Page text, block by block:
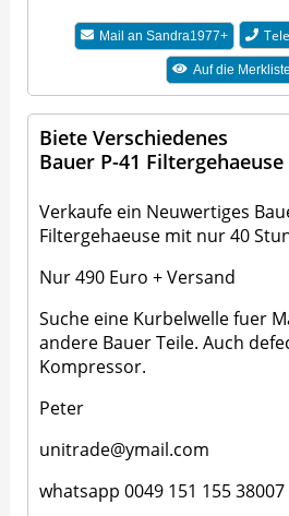
Mail an Sandra1977+
Auf die Merkliste
Biete Verschiedenes
Bauer P-41 Filtergehaeuse
Verkaufe ein Neuwertiges
Filtergehaeuse mit nur 40
Nur 490 Euro + Versand
Suche eine Kurbelwelle fuer
andere Bauer Teile. Auch
Kompressor.
Peter
unitrade@ymail.com
whatsapp 0049 151 155 38007